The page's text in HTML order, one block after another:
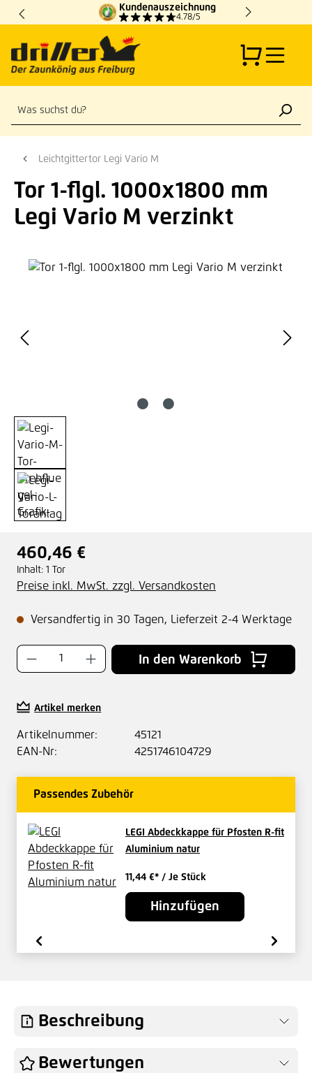
Zum Hauptinhalt springen
Kundenauszeichnung
4.78/5
Leichtgittertor Legi Vario M
Tor 1-flgl. 1000x1800 mm
Legi Vario M verzinkt
Bildergalerie überspringen
Regulärer Preis:
460,46 €
Inhalt: 1 Tor
Preise inkl. MwSt. zzgl. Versandkosten
Versandfertig in 30 Tagen, Lieferzeit 2-4 Werktage
Produkt Anzahl: Gib den gewünschten
In den Warenkorb
Artikel merken
Artikelnummer:
45121
EAN-Nr:
4251746104729
Passendes Zubehör
LEGI Abdeckkappe für Pfosten R-fit
Aluminium natur
11,44 €* / Je Stück
Hinzufügen
Beschreibung
Bewertungen